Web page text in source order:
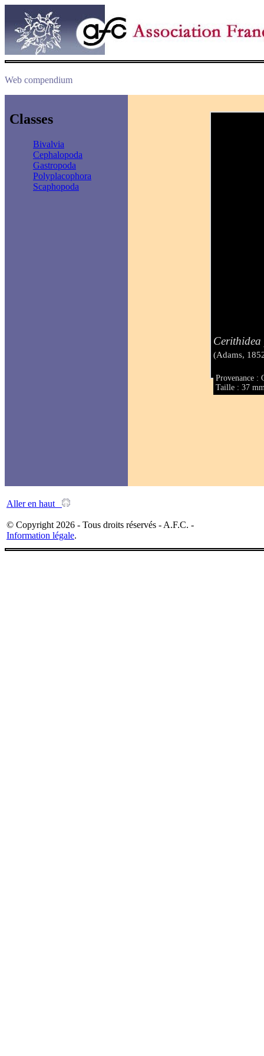
Web compendium
Classes
Bivalvia
Cephalopoda
Gastropoda
Polyplacophora
Scaphopoda
(Adams,
Provenance :
Taille : 37
Aller en haut
© Copyright 2026 - Tous droits réservés - A.F.C. -
Information légale.